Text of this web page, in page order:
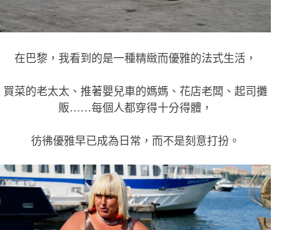
在巴黎，我看到的是一種精緻而優雅的法式生活，
買菜的老太太、推著嬰兒車的媽媽、花店老闆、起司攤
販……每個人都穿得十分得體，
彷彿優雅早已成為日常，而不是刻意打扮。